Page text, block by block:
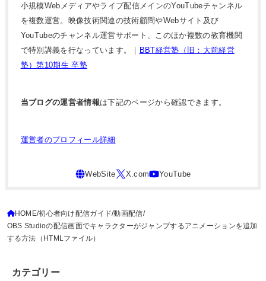
小規模Webメディアやライブ配信メインのYouTubeチャンネル
を複数運営。映像技術関連の技術顧問やWebサイト及び
YouTubeのチャンネル運営サポート、このほか複数の教育機関
で特別講義を行なっています。｜ BBT経営塾（旧：大前経営
塾）第10期生 卒塾
当ブログの運営者情報は下記のページから確認できます。
運営者のプロフィール詳細
HOME 初心者向け配信ガイド 動画配信
OBS Studioの配信画面でキャラクターがジャンプするアニメーションを追加
する方法（HTMLファイル）
カテゴリー